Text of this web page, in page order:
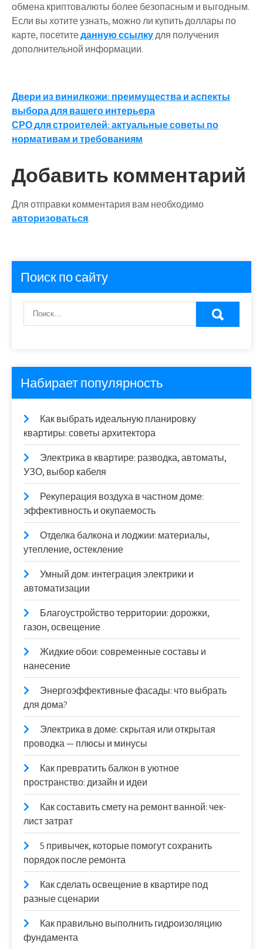
обмена криптовалюты более безопасным и выгодным.
Если вы хотите узнать, можно ли купить доллары по
карте, посетитеданную ссылкудля получения
дополнительной информации.
Навигация
по
записям
Двери из винилкожи: преимущества и аспекты
выбора для вашего интерьера
СРО для строителей: актуальные советы по
нормативам и требованиям
Добавить комментарий
Для отправки комментария вам необходимо
авторизоваться.
Поиск по сайту
Набирает популярность
Как выбрать идеальную планировку
квартиры: советы архитектора
Электрика в квартире: разводка, автоматы,
УЗО, выбор кабеля
Рекуперация воздуха в частном доме:
эффективность и окупаемость
Отделка балкона и лоджии: материалы,
утепление, остекление
Умный дом: интеграция электрики и
автоматизации
Благоустройство территории: дорожки,
газон, освещение
Жидкие обои: современные составы и
нанесение
Энергоэффективные фасады: что выбрать
для дома?
Электрика в доме: скрытая или открытая
проводка — плюсы и минусы
Как превратить балкон в уютное
пространство: дизайн и идеи
Как составить смету на ремонт ванной: чек-
лист затрат
5 привычек, которые помогут сохранить
порядок после ремонта
Как сделать освещение в квартире под
разные сценарии
Как правильно выполнить гидроизоляцию
фундамента